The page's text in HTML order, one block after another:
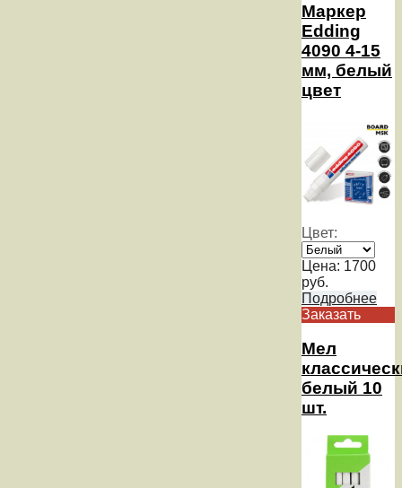
Маркер
Edding
4090 4-15
мм, белый
цвет
Цвет:
Цена: 1700
руб.
Подробнее
Заказать
Мел
белый 10
шт.